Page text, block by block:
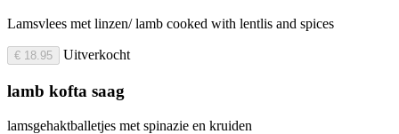
Lamsvlees met linzen/ lamb cooked with lentlis and spices
€ 18.95 Uitverkocht
lamb kofta saag
lamsgehaktballetjes met spinazie en kruiden